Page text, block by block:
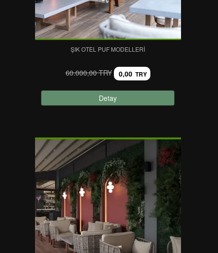
ŞIK OTEL PUF MODELLERI
60.000,00 TRY 0,00 TRY
Detay